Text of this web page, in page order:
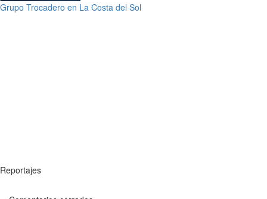
Grupo Trocadero en La Costa del Sol
Reportajes